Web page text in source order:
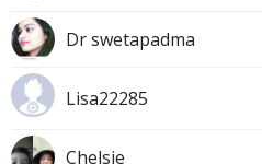
Dr swetapadma
Lisa22285
Chelsie